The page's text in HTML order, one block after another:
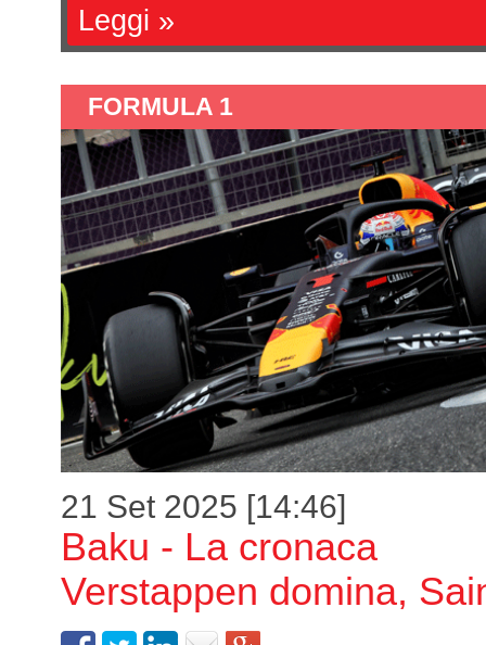
Leggi »
FORMULA 1
21 Set 2025 [14:46]
Baku - La cronaca
Verstappen domina,